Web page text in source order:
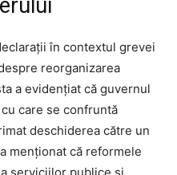
în contextul grevei
reorganizarea
a evidențiat că guvernul
care se confruntă
deschiderea către un
menționat că reformele